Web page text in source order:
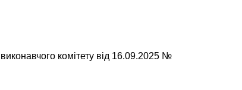
комітету від 16.09.2025 №